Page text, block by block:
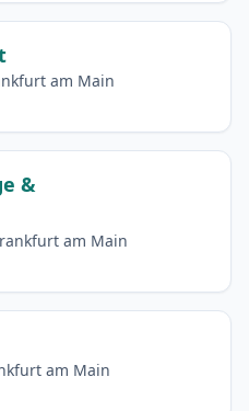
am Main
&
am Main
am Main